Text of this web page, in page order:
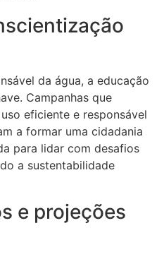
da água, a educação
Campanhas que
eficiente e responsável
a formar uma cidadania
para lidar com desafios
a sustentabilidade
e projeções